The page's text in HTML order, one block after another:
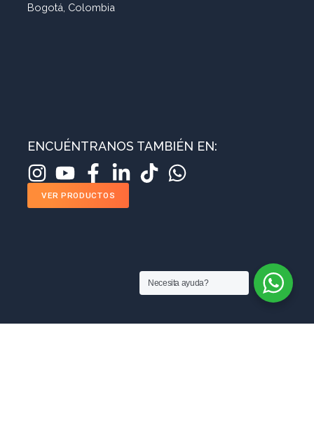
Bogotá, Colombia
ENCUÉNTRANOS TAMBIÉN EN:
VER PRODUCTOS
Necesita ayuda?